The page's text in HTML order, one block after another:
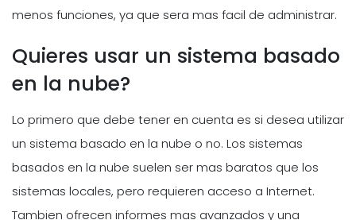
menos funciones, ya que sera mas facil de administrar.
Quieres usar un sistema basado
en la nube?
Lo primero que debe tener en cuenta es si desea utilizar
un sistema basado en la nube o no. Los sistemas
basados en la nube suelen ser mas baratos que los
sistemas locales, pero requieren acceso a Internet.
Tambien ofrecen informes mas avanzados y una